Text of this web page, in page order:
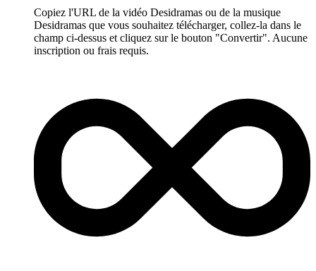
Copiez l'URL de la vidéo Desidramas ou de la musique
Desidramas que vous souhaitez télécharger, collez-la dans le
champ ci-dessus et cliquez sur le bouton "Convertir". Aucune
inscription ou frais requis.